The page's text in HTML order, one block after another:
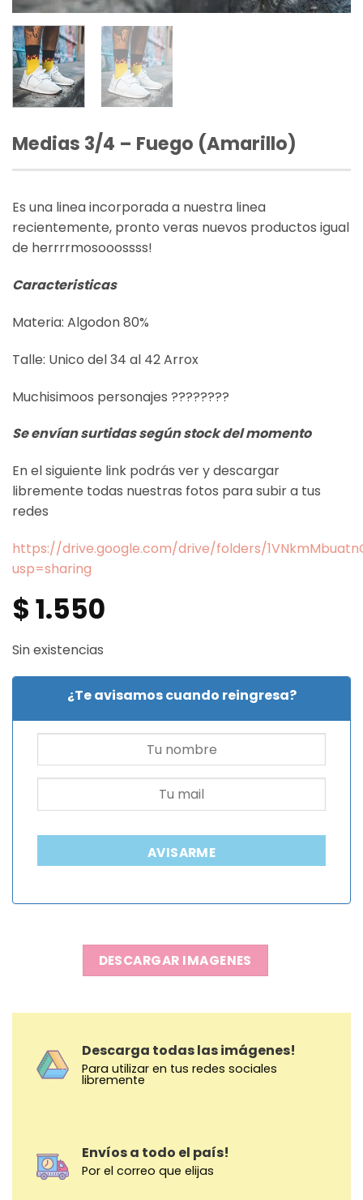
Medias 3/4 – Fuego (Amarillo)
Es una linea incorporada a nuestra linea
recientemente, pronto veras nuevos productos igual
de herrrrmosooossss!
Caracteristicas
Materia: Algodon 80%
Talle: Unico del 34 al 42 Arrox
Muchisimoos personajes ????????
Se envían surtidas según stock del momento
En el siguiente link podrás ver y descargar
libremente todas nuestras fotos para subir a tus
redes
https://drive.google.com/drive/folders/
usp=sharing
$1.550
Sin existencias
¿Te avisamos cuando reingresa?
AVISARME
DESCARGAR IMAGENES
Descarga todas las imágenes!
Para utilizar en tus redes sociales
libremente
Envíos a todo el país!
Por el correo que elijas